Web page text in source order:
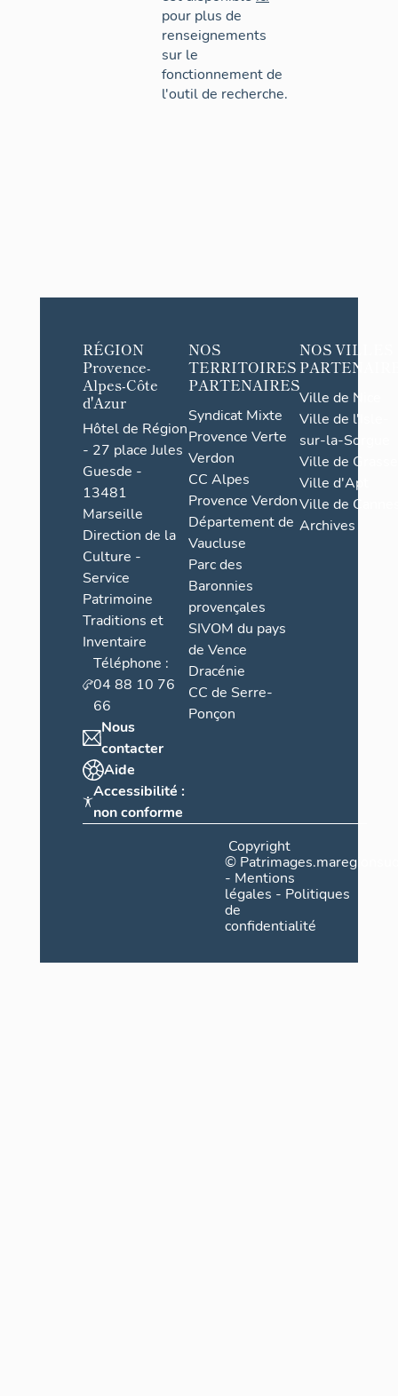
pour plus de
renseignements
sur le
fonctionnement de
l'outil de recherche.
RÉGION
Provence-
Alpes-Côte
d'Azur
Hôtel de Région
- 27 place Jules
Guesde -
13481
Marseille
Direction de la
Culture -
Service
Patrimoine
Traditions et
Inventaire
Téléphone :
04 88 10 76
66
Nous
contacter
Aide
Accessibilité :
non conforme
NOS
TERRITOIRES
PARTENAIRES
Syndicat Mixte
Provence Verte
Verdon
CC Alpes
Provence Verdon
Département de
Vaucluse
Parc des
Baronnies
provençales
SIVOM du pays
de Vence
Dracénie
CC de Serre-
Ponçon
NOS VILLES
Ville de Nice
Ville de l'Isle-
sur-la-Sorgue
Ville de Grasse
Ville d'Apt
Ville de
Archives
Copyright
©
- Mentions
légales - Politiques
de
confidentialité